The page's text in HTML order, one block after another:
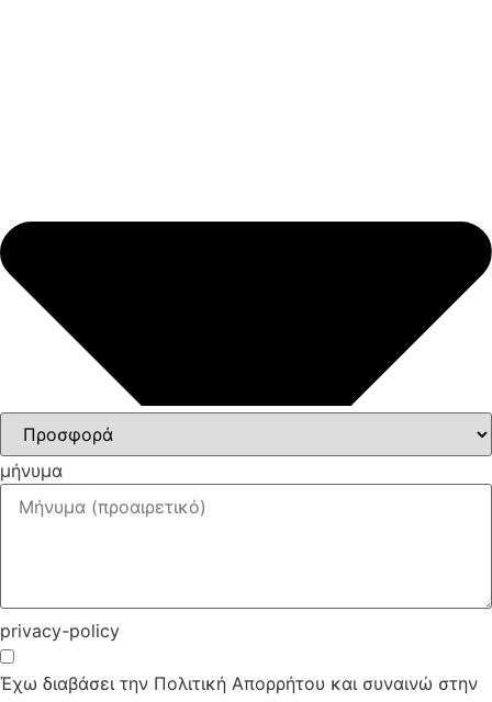
μήνυμα
privacy-policy
Έχω διαβάσει την Πολιτική Απορρήτου και συναινώ στην